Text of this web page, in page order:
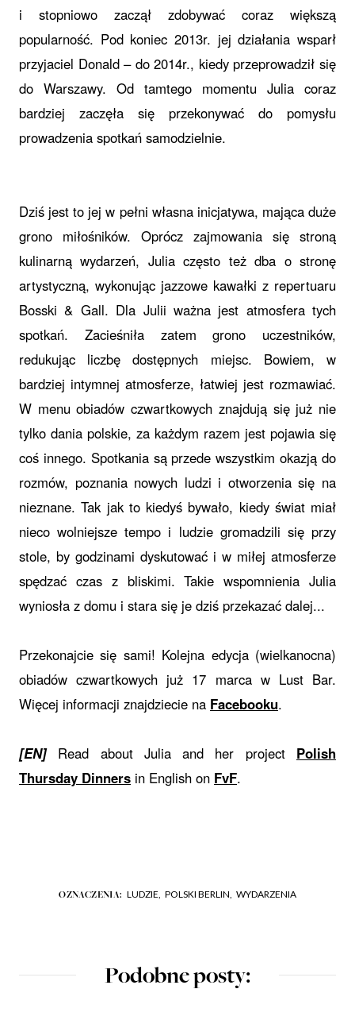
i stopniowo zaczął zdobywać coraz większą
popularność. Pod koniec 2013r. jej działania wsparł
przyjaciel Donald–do 2014r., kiedy przeprowadził się
do Warszawy. Od tamtego momentu Julia coraz
bardziej zaczęła się przekonywać do pomysłu
prowadzenia spotkań samodzielnie.
Dziś jest to jej w pełni własna inicjatywa, mająca duże
grono miłośników. Oprócz zajmowania się stroną
kulinarną wydarzeń, Julia często też dba o stronę
artystyczną, wykonując jazzowe kawałki z repertuaru
Bosski & Gall. Dla Julii ważna jest atmosfera tych
spotkań. Zacieśniła zatem grono uczestników,
redukując liczbę dostępnych miejsc. Bowiem, w
bardziej intymnej atmosferze, łatwiej jest rozmawiać.
W menu obiadów czwartkowych znajdują się już nie
tylko dania polskie, za każdym razem jest pojawia się
coś innego. Spotkania są przede wszystkim okazją do
rozmów, poznania nowych ludzi i otworzenia się na
nieznane. Tak jak to kiedyś bywało, kiedy świat miał
nieco wolniejsze tempo i ludzie gromadzili się przy
stole, by godzinami dyskutować i w miłej atmosferze
spędzać czas z bliskimi. Takie wspomnienia Julia
wyniosła z domu i stara się je dziś przekazać dalej...
Przekonajcie się sami! Kolejna edycja (wielkanocna)
obiadów czwartkowych już 17 marca w Lust Bar.
Więcej informacji znajdziecie na Facebooku.
[EN]Read about Julia and her project Polish
Thursday Dinners in English on FvF.
OZNACZENIA: LUDZIE, POLSKI BERLIN, WYDARZENIA
Podobne posty: